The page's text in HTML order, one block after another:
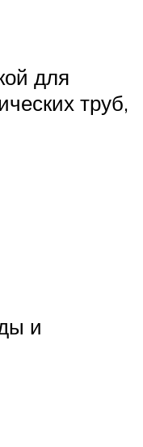
для
труб,
и